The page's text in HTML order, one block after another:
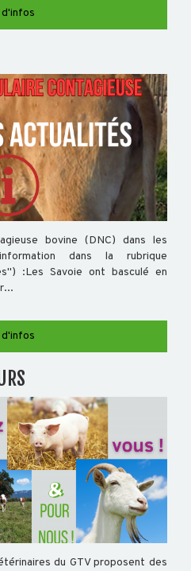
d'infos
bovine (DNC) dans les
dans la rubrique
:Les Savoie ont basculé en
d'infos
du GTV proposent des